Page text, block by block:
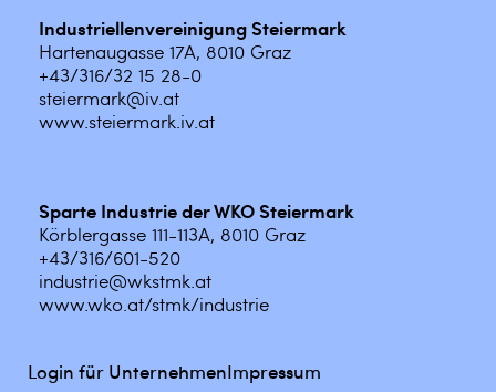
Industriellenvereinigung Steiermark
Hartenaugasse 17A, 8010 Graz
+43/316/32 15 28-0
steiermark@iv.at
www.steiermark.iv.at
Sparte Industrie der WKO Steiermark
Körblergasse 111-113A, 8010 Graz
+43/316/601-520
industrie@wkstmk.at
www.wko.at/stmk/industrie
Login für UnternehmenImpressum